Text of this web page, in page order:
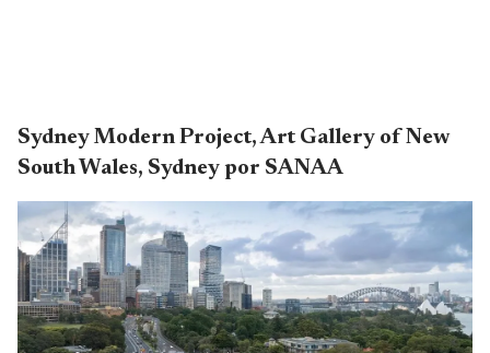
Sydney Modern Project, Art Gallery of New
South Wales, Sydney por SANAA